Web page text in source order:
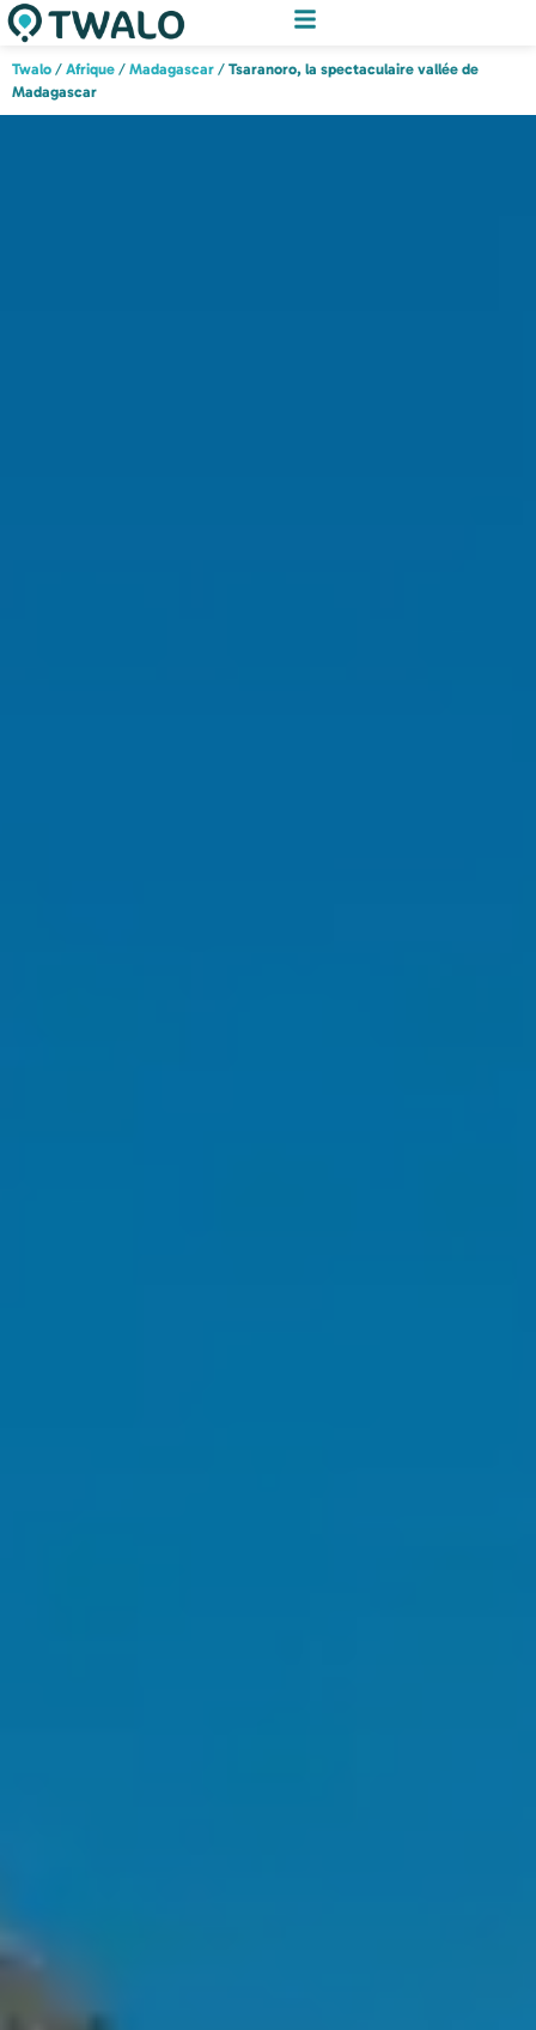
Twalo / Afrique / Madagascar / Tsaranoro, la spectaculaire vallée de
Madagascar